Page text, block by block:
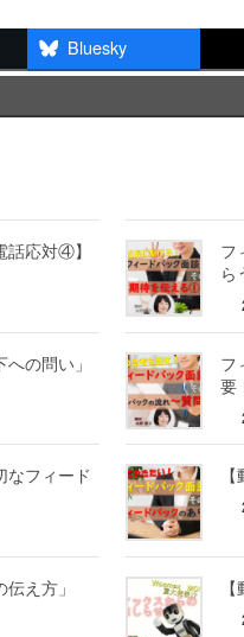
Bluesky
話応対④】
フ
ら
の問い」
フ
要
なフィード
え方」